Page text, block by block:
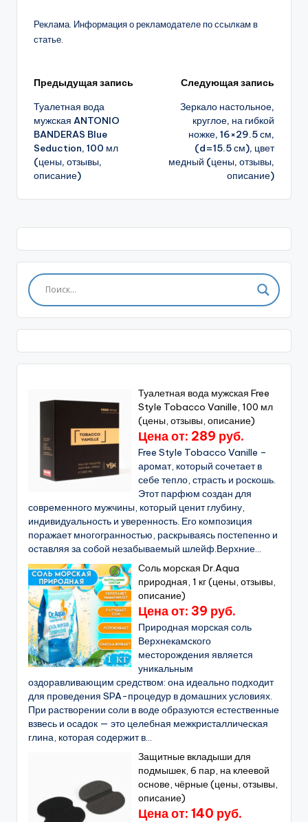
Реклама. Информация о рекламодателе по ссылкам в
статье.
Навигация
записи
Предыдущая запись
Туалетная вода
мужская ANTONIO
BANDERAS Blue
Seduction, 100 мл
(цены, отзывы,
описание)
Следующая запись
Зеркало настольное,
круглое, на гибкой
ножке, 16×29.5 см,
(d=15.5 см), цвет
медный (цены, отзывы,
описание)
Туалетная вода мужская Free
Style Tobacco Vanille, 100 мл
(цены, отзывы, описание)
Цена от: 289 руб.
Free Style Tobacco Vanille –
аромат, который сочетает в
себе тепло, страсть и роскошь.
Этот парфюм создан для
современного мужчины, который ценит глубину,
индивидуальность и уверенность. Его композиция
поражает многогранностью, раскрываясь постепенно и
оставляя за собой незабываемый шлейф.Верхние...
Соль морская Dr.Aqua
природная, 1 кг (цены, отзывы,
описание)
Цена от: 39 руб.
Природная морская соль
Верхнекамского
месторождения является
уникальным
оздоравливающим средством: она идеально подходит
для проведения SPA-процедур в домашних условиях.
При растворении соли в воде образуются естественные
взвесь и осадок — это целебная межкристаллическая
глина, которая содержит в...
Защитные вкладыши для
подмышек, 6 пар, на клеевой
основе, чёрные (цены, отзывы,
описание)
Цена от: 140 руб.